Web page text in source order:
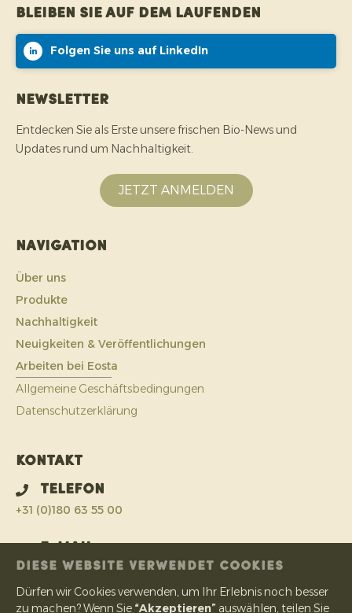
DIESE WEBSITE VERWENDET COOKIES
Dürfen wir Cookies verwenden, um Ihr Erlebnis noch besser
zu machen? Wenn Sie “Akzeptieren” auswählen, teilen Sie
Bleiben Sie auf dem Laufenden
Folgen Sie uns auf LinkedIn
Newsletter
Entdecken Sie als Erste unsere frischen Bio-News und
Updates rund um Nachhaltigkeit.
JETZT ANMELDEN
Navigation
Über uns
Produkte
Nachhaltigkeit
Neuigkeiten & Veröffentlichungen
Arbeiten bei Eosta
Allgemeine Geschäftsbedingungen
Datenschutzerklärung
Kontakt
Telefon
+31 (0)180 63 55 00
E-Mail
info@eosta.com
Adresse